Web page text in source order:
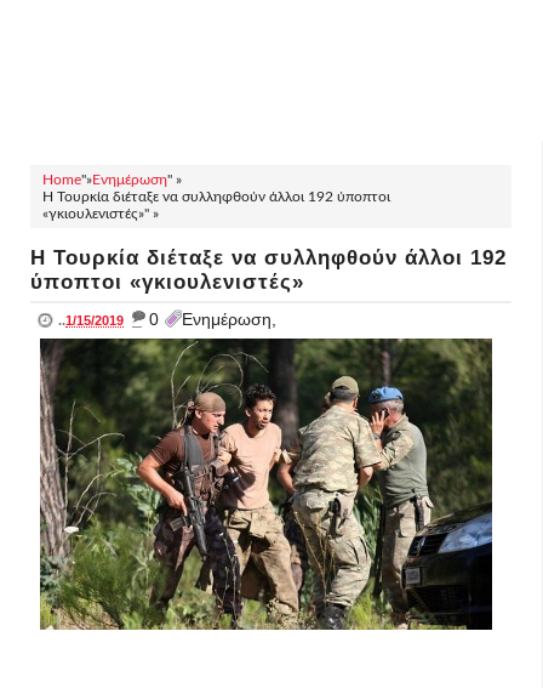
Home"»Ενημέρωση" »
Η Τουρκία διέταξε να συλληφθούν άλλοι 192 ύποπτοι
«γκιουλενιστές»" »
Η Τουρκία διέταξε να συλληφθούν άλλοι 192
ύποπτοι «γκιουλενιστές»
..1/15/2019 _ 0 Ενημέρωση,